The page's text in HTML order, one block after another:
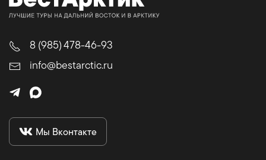
8 (985) 478-46-93
info@bestarctic.ru
Мы Вконтакте